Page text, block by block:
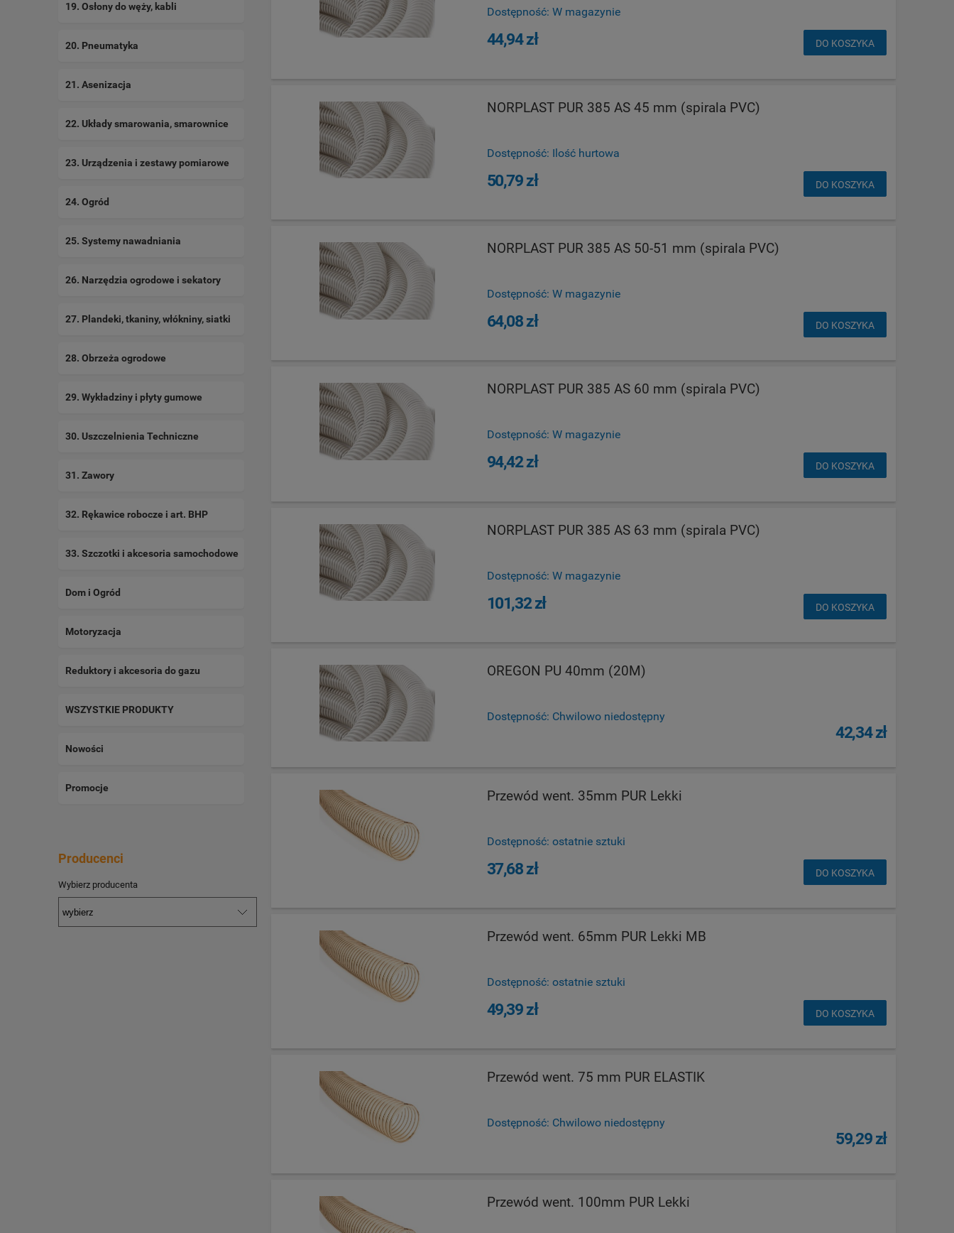
19. Osłony do węży, kabli
20. Pneumatyka
21. Asenizacja
22. Układy smarowania, smarownice
23. Urządzenia i zestawy pomiarowe
24. Ogród
25. Systemy nawadniania
26. Narzędzia ogrodowe i sekatory
27. Plandeki, tkaniny, włókniny, siatki
28. Obrzeża ogrodowe
29. Wykładziny i płyty gumowe
30. Uszczelnienia Techniczne
31. Zawory
32. Rękawice robocze i art. BHP
33. Szczotki i akcesoria samochodowe
Dom i Ogród
Motoryzacja
Reduktory i akcesoria do gazu
WSZYSTKIE PRODUKTY
Nowości
Promocje
Producenci
Wybierz producenta
Dostępność: W magazynie
44,94 zł DO KOSZYKA
NORPLAST PUR 385 AS 45 mm (spirala PVC)
Dostępność: Ilość hurtowa
50,79 zł DO KOSZYKA
NORPLAST PUR 385 AS 50-51 mm (spirala PVC)
Dostępność: W magazynie
64,08 zł DO KOSZYKA
NORPLAST PUR 385 AS 60 mm (spirala PVC)
Dostępność: W magazynie
94,42 zł DO KOSZYKA
NORPLAST PUR 385 AS 63 mm (spirala PVC)
Dostępność: W magazynie
101,32 zł DO KOSZYKA
OREGON PU 40mm (20M)
Dostępność: Chwilowo niedostępny
42,34 zł
Przewód went. 35mm PUR Lekki
Dostępność: ostatnie sztuki
37,68 zł DO KOSZYKA
Przewód went. 65mm PUR Lekki MB
Dostępność: ostatnie sztuki
49,39 zł DO KOSZYKA
Przewód went. 75 mm PUR ELASTIK
Dostępność: Chwilowo niedostępny
59,29 zł
Przewód went. 100mm PUR Lekki